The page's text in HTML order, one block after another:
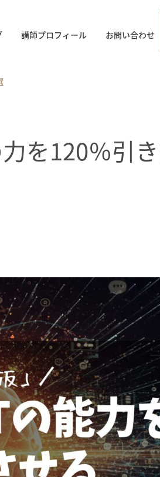
講師プロフィール お問い合わせ
を120％引